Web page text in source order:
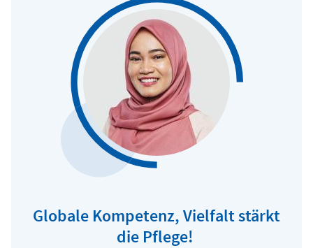
Globale Kompetenz, Vielfalt stärkt
die Pflege!